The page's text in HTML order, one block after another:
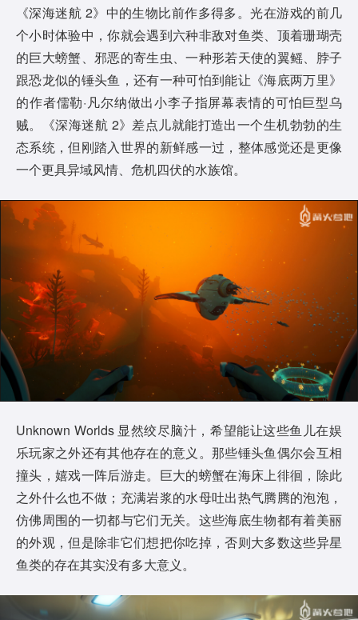
《深海迷航 2》中的生物比前作多得多。光在游戏的前几
个小时体验中，你就会遇到六种非敌对鱼类、顶着珊瑚壳
的巨大螃蟹、邪恶的寄生虫、一种形若天使的翼鳐、脖子
跟恐龙似的锤头鱼，还有一种可怕到能让《海底两万里》
的作者儒勒·凡尔纳做出小李子指屏幕表情的可怕巨型乌
贼。《深海迷航 2》差点儿就能打造出一个生机勃勃的生
态系统，但刚踏入世界的新鲜感一过，整体感觉还是更像
一个更具异域风情、危机四伏的水族馆。
Unknown Worlds 显然绞尽脑汁，希望能让这些鱼儿在娱
乐玩家之外还有其他存在的意义。那些锤头鱼偶尔会互相
撞头，嬉戏一阵后游走。巨大的螃蟹在海床上徘徊，除此
之外什么也不做；充满岩浆的水母吐出热气腾腾的泡泡，
仿佛周围的一切都与它们无关。这些海底生物都有着美丽
的外观，但是除非它们想把你吃掉，否则大多数这些异星
鱼类的存在其实没有多大意义。